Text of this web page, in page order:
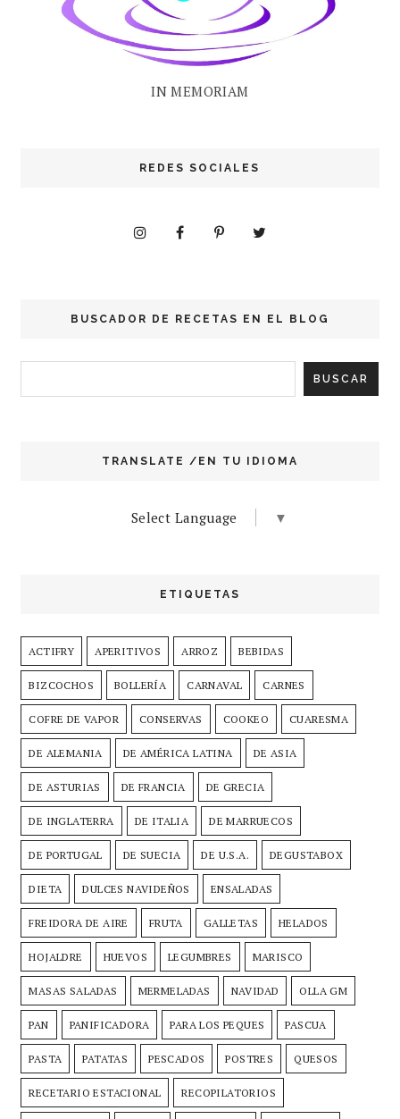
IN MEMORIAM
REDES SOCIALES
BUSCADOR DE RECETAS EN EL BLOG
TRANSLATE /EN TU IDIOMA
Select Language ▼
ETIQUETAS
ACTIFRY APERITIVOS ARROZ BEBIDAS
BIZCOCHOS BOLLERÍA CARNAVAL CARNES
COFRE DE VAPOR CONSERVAS COOKEO CUARESMA
DE ALEMANIA DE AMÉRICA LATINA DE ASIA
DE ASTURIAS DE FRANCIA DE GRECIA
DE INGLATERRA DE ITALIA DE MARRUECOS
DE PORTUGAL DE SUECIA DE U.S.A. DEGUSTABOX
DIETA DULCES NAVIDEÑOS ENSALADAS
FREIDORA DE AIRE FRUTA GALLETAS HELADOS
HOJALDRE HUEVOS LEGUMBRES MARISCO
MASAS SALADAS MERMELADAS NAVIDAD OLLA GM
PAN PANIFICADORA PARA LOS PEQUES PASCUA
PASTA PATATAS PESCADOS POSTRES QUESOS
RECETARIO ESTACIONAL RECOPILATORIOS